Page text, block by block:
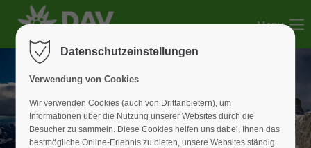
Der Eintrag "offcanvas-col2" existiert leider nicht.
Der Eintrag "offcanvas-col3" existiert leider nicht.
Menu
Datenschutzeinstellungen
Verwendung von Cookies
Wir verwenden Cookies (auch von Drittanbietern), um
Informationen über die Nutzung unserer Websites durch die
Besucher zu sammeln. Diese Cookies helfen uns dabei, Ihnen das
bestmögliche Online-Erlebnis zu bieten, unsere Websites ständig